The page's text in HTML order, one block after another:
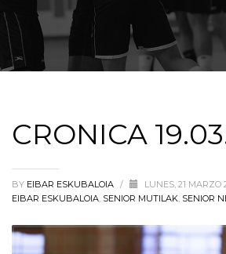
CRONICA
BY EIBAR ESKUBALOIA / LUNES, 21 MARZO
EIBAR ESKUBALOIA, SENIOR MUTILAK, SENIOR